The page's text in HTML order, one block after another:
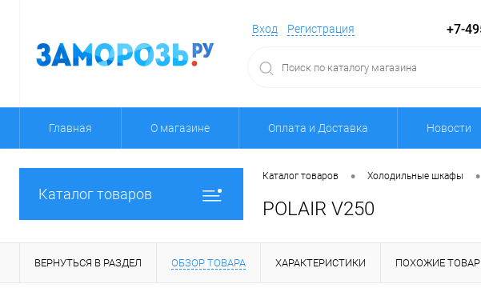
Вход Регистрация +7-
Главная О магазине Оплата и Доставка Новости
Каталог товаров
Каталог товаров • Холодильные шкафы •
POLAIR V250
ВЕРНУТЬСЯ В РАЗДЕЛ ОБЗОР ТОВАРА ХАРАКТЕРИСТИКИ ПОХОЖИЕ